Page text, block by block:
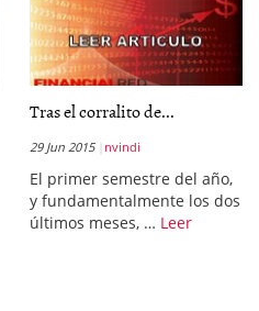
Tras el corralito de...
29 Jun 2015 nvindi
El primer semestre del año,
y fundamentalmente los dos
últimos meses, … Leer